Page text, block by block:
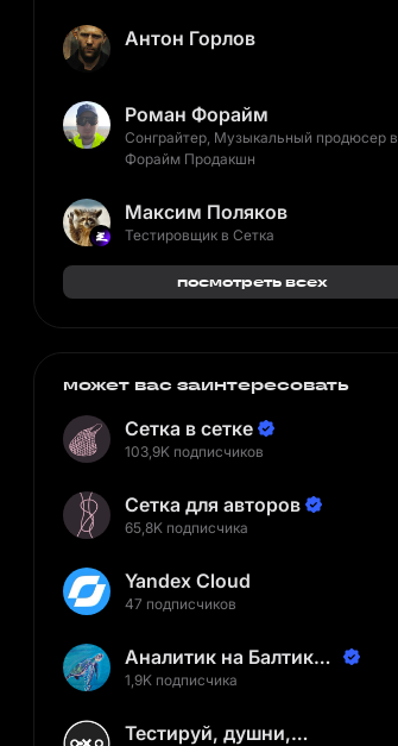
Антон Горлов
Роман Форайм
Сонграйтер, Музыкальный продюсер в
Форайм Продакшн
Максим Поляков
Тестировщик в Сетка
посмотреть всех
может вас заинтересовать
Сетка в сетке
103,9K подписчиков
Сетка для авторов
65,8K подписчика
Yandex Cloud
47 подписчиков
Аналитик на Балтике |
Неверов Станислав
1,9K подписчика
Тестируй, душни,